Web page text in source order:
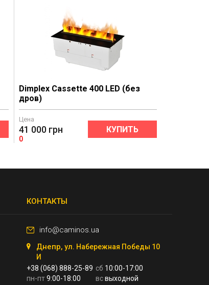
Dimplex Cassette 400 LED (без
дров)
Цена
41 000 грн
0
КУПИТЬ
КОНТАКТЫ
info@caminos.ua
Днепр, ул. Набережная Победы 10
И
+38 (068) 888-25-89
пн-пт9:00-18:00
сб 10:00-17:00
всвыходной